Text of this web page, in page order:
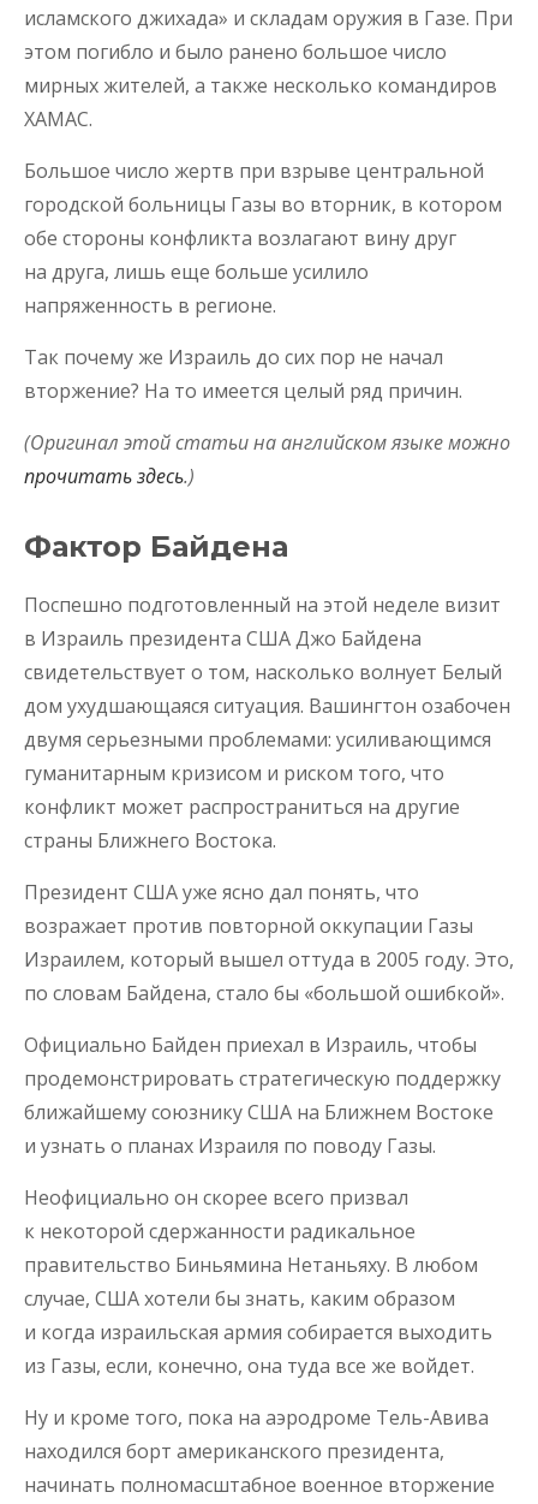
исламского джихада» и складам оружия в Газе. При
этом погибло и было ранено большое число
мирных жителей, а также несколько командиров
ХАМАС.
Большое число жертв при взрыве центральной
городской больницы Газы во вторник, в котором
обе стороны конфликта возлагают вину друг
на друга, лишь еще больше усилило
напряженность в регионе.
Так почему же Израиль до сих пор не начал
вторжение? На то имеется целый ряд причин.
(Оригинал этой статьи на английском языке можно
прочитать здесь.)
Фактор Байдена
Поспешно подготовленный на этой неделе визит
в Израиль президента США Джо Байдена
свидетельствует о том, насколько волнует Белый
дом ухудшающаяся ситуация. Вашингтон озабочен
двумя серьезными проблемами: усиливающимся
гуманитарным кризисом и риском того, что
конфликт может распространиться на другие
страны Ближнего Востока.
Президент США уже ясно дал понять, что
возражает против повторной оккупации Газы
Израилем, который вышел оттуда в 2005 году. Это,
по словам Байдена, стало бы «большой ошибкой».
Официально Байден приехал в Израиль, чтобы
продемонстрировать стратегическую поддержку
ближайшему союзнику США на Ближнем Востоке
и узнать о планах Израиля по поводу Газы.
Неофициально он скорее всего призвал
к некоторой сдержанности радикальное
правительство Биньямина Нетаньяху. В любом
случае, США хотели бы знать, каким образом
и когда израильская армия собирается выходить
из Газы, если, конечно, она туда все же войдет.
Ну и кроме того, пока на аэродроме Тель-Авива
находился борт американского президента,
начинать полномасштабное военное вторжение